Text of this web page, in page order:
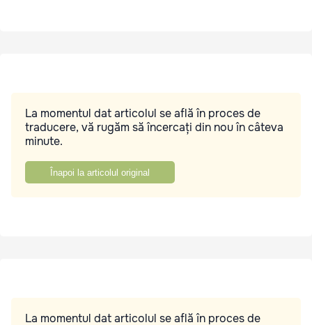
La momentul dat articolul se află în proces de
traducere, vă rugăm să încercați din nou în câteva
minute.
Înapoi la articolul original
La momentul dat articolul se află în proces de